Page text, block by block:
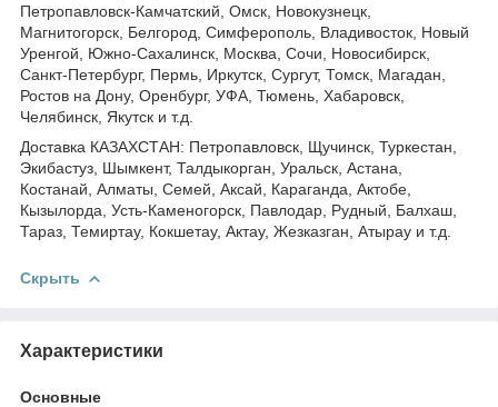
Петропавловск-Камчатский, Омск, Новокузнецк,
Магнитогорск, Белгород, Симферополь, Владивосток, Новый
Уренгой, Южно-Сахалинск, Москва, Сочи, Новосибирск,
Санкт-Петербург, Пермь, Иркутск, Сургут, Томск, Магадан,
Ростов на Дону, Оренбург, УФА, Тюмень, Хабаровск,
Челябинск, Якутск и т.д.
Доставка КАЗАХСТАН: Петропавловск, Щучинск, Туркестан,
Экибастуз, Шымкент, Талдыкорган, Уральск, Астана,
Костанай, Алматы, Семей, Аксай, Караганда, Актобе,
Кызылорда, Усть-Каменогорск, Павлодар, Рудный, Балхаш,
Тараз, Темиртау, Кокшетау, Актау, Жезказган, Атырау и т.д.
Скрыть
Характеристики
Основные